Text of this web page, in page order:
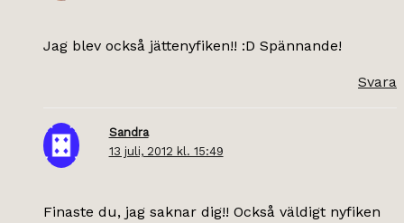
Jag blev också jättenyfiken!! :D Spännande!
Svara
Sandra
13 juli, 2012 kl. 15:49
Finaste du, jag saknar dig!! Också väldigt nyfiken